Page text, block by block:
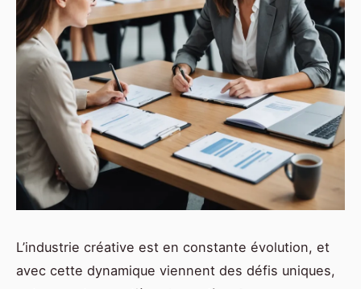
L’industrie créative est en constante évolution, et
avec cette dynamique viennent des défis uniques,